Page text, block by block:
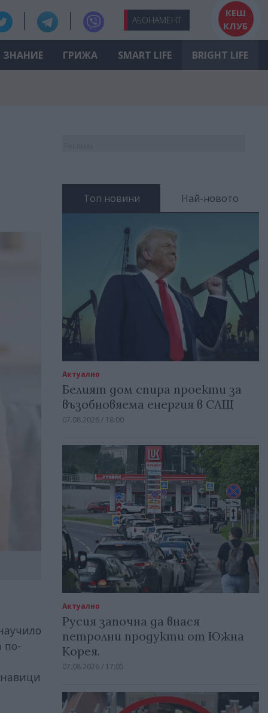
АБОНАМЕНТ
КЕШ
КЛУБ
ЗНАНИЕ ГРИЖА SMART LIFE BRIGHT LIFE
по-
Топ новини Най-новото
Актуално
Белият дом спира проекти за
възобновяема енергия в САЩ
07.08.2026 / 18:00
Актуално
Русия започна да внася
петролни продукти от Южна
Корея.
07.08.2026 / 17:05